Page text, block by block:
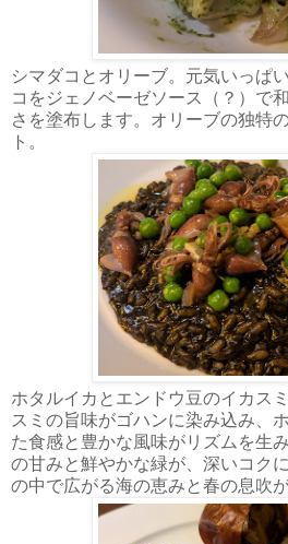
シマダコとオリーブ。元気いっぱ
コをジェノベーゼソース（？）で
さを塗布します。オリーブの独特
ト。
ホタルイカとエンドウ豆のイカス
スミの旨味がゴハンに染み込み、
た食感と豊かな風味がリズムを生
の甘みと鮮やかな緑が、深いコク
の中で広がる海の恵みと春の息吹